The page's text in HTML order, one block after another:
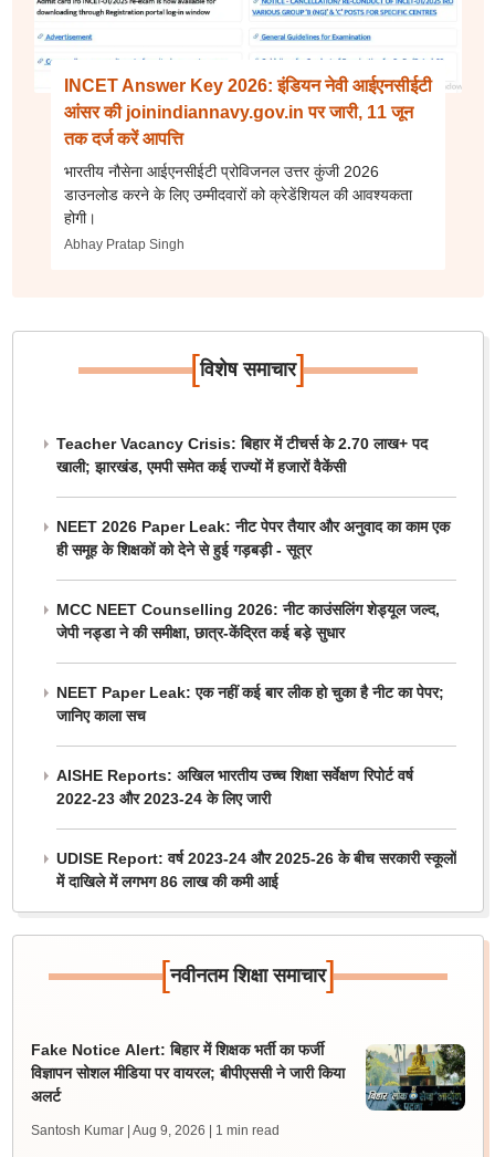
INCET Answer Key 2026: इंडियन नेवी आईएनसीईटी
आंसर की joinindiannavy.gov.in पर जारी, 11 जून
तक दर्ज करें आपत्ति
भारतीय नौसेना आईएनसीईटी प्रोविजनल उत्तर कुंजी 2026
डाउनलोड करने के लिए उम्मीदवारों को क्रेडेंशियल की आवश्यकता
होगी।
Abhay Pratap Singh
[विशेष समाचार]
Teacher Vacancy Crisis: बिहार में टीचर्स के 2.70 लाख+ पद
खाली; झारखंड, एमपी समेत कई राज्यों में हजारों वैकेंसी
NEET 2026 Paper Leak: नीट पेपर तैयार और अनुवाद का काम एक
ही समूह के शिक्षकों को देने से हुई गड़बड़ी - सूत्र
MCC NEET Counselling 2026: नीट काउंसलिंग शेड्यूल जल्द,
जेपी नड्डा ने की समीक्षा, छात्र-केंद्रित कई बड़े सुधार
NEET Paper Leak: एक नहीं कई बार लीक हो चुका है नीट का पेपर;
जानिए काला सच
AISHE Reports: अखिल भारतीय उच्च शिक्षा सर्वेक्षण रिपोर्ट वर्ष
2022-23 और 2023-24 के लिए जारी
UDISE Report: वर्ष 2023-24 और 2025-26 के बीच सरकारी स्कूलों
में दाखिले में लगभग 86 लाख की कमी आई
[नवीनतम शिक्षा समाचार]
Fake Notice Alert: बिहार में शिक्षक भर्ती का फर्जी
विज्ञापन सोशल मीडिया पर वायरल; बीपीएससी ने जारी किया
अलर्ट
Santosh Kumar | Aug 9, 2026 | 1 min read